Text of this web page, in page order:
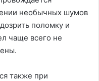
необычных шумов
поломку и
чаще всего не
также при